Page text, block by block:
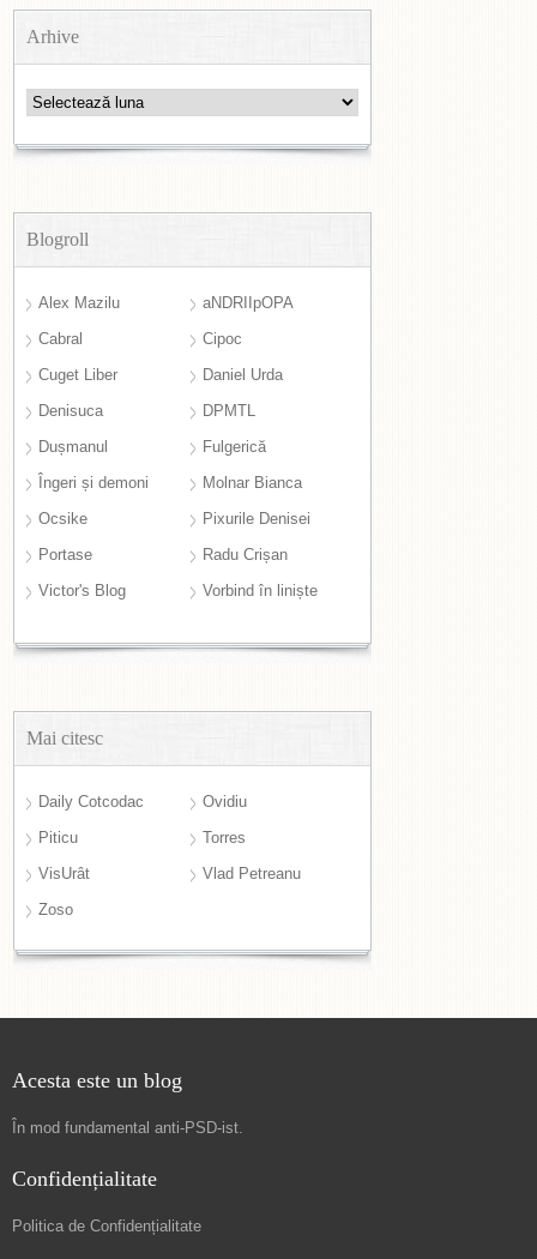
Arhive
Arhive
Blogroll
Alex Mazilu
aNDRIIpOPA
Cabral
Cipoc
Cuget Liber
Daniel Urda
Denisuca
DPMTL
Dușmanul
Fulgerică
Îngeri și demoni
Molnar Bianca
Ocsike
Pixurile Denisei
Portase
Radu Crișan
Victor's Blog
Vorbind în liniște
Mai citesc
Daily Cotcodac
Ovidiu
Piticu
Torres
VisUrât
Vlad Petreanu
Zoso
Acesta este un blog
În mod fundamental anti-PSD-ist.
Confidențialitate
Politica de Confidențialitate